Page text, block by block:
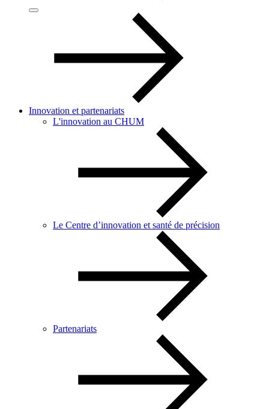
Innovation et partenariats
L'innovation au CHUM
Le Centre d’innovation et santé de précision
Partenariats